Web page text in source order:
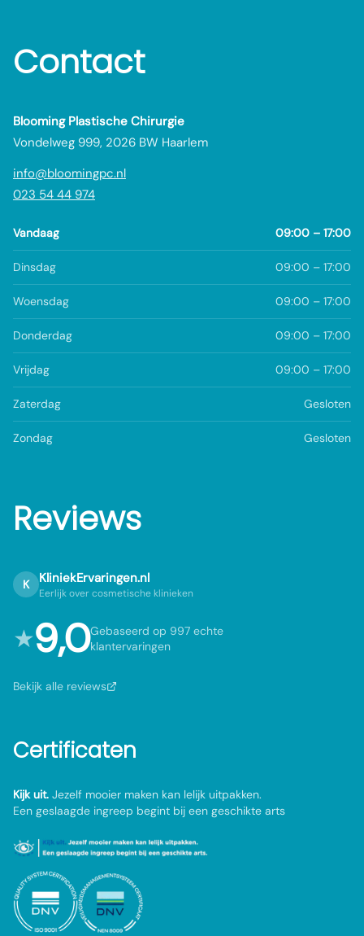
Contact
Blooming Plastische Chirurgie
Vondelweg 999, 2026 BW Haarlem
info@bloomingpc.nl
023 54 44 974
Vandaag 09:00 – 17:00
Dinsdag 09:00 – 17:00
Woensdag 09:00 – 17:00
Donderdag 09:00 – 17:00
Vrijdag 09:00 – 17:00
Zaterdag Gesloten
Zondag Gesloten
Reviews
K KliniekErvaringen.nl
Eerlijk over cosmetische klinieken
★9,0Gebaseerd op 997 echte
klantervaringen
Bekijk alle reviews
Certificaten
Kijk uit. Jezelf mooier maken kan lelijk uitpakken.
Een geslaagde ingreep begint bij een geschikte arts